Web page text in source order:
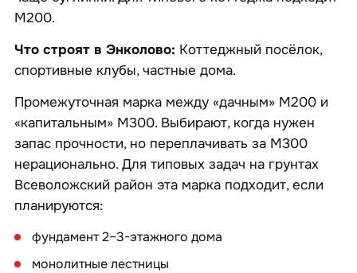
М200.
Что строят в Энколово: Коттеджный посёлок,
спортивные клубы, частные дома.
Промежуточная марка между «дачным» М200 и
«капитальным» М300. Выбирают, когда нужен
запас прочности, но переплачивать за М300
нерационально. Для типовых задач на грунтах
Всеволожский район эта марка подходит, если
планируются:
фундамент 2–3-этажного дома
монолитные лестницы